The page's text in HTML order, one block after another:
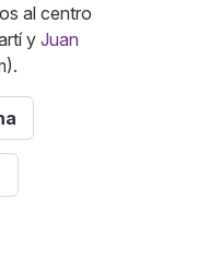
al centro
y Juan